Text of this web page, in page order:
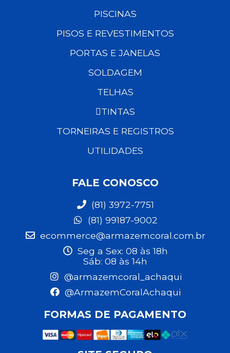
PISCINAS
PISOS E REVESTIMENTOS
PORTAS E JANELAS
SOLDAGEM
TELHAS
TINTAS
TORNEIRAS E REGISTROS
UTILIDADES
FALE CONOSCO
(81) 3972-7751
(81) 99187-9002
ecommerce@armazemcoral.com.br
Seg a Sex: 08 às 18h
Sáb: 08 às 14h
@armazemcoral_achaqui
@ArmazemCoralAchaqui
FORMAS DE PAGAMENTO